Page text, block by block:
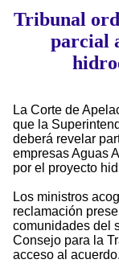
Tribunal
parcial
La Corte de
que la
deberá revelar
empresas Aguas
por el proyecto
Los ministros
reclamación
comunidades del
Consejo para la
acceso al acuerdo.